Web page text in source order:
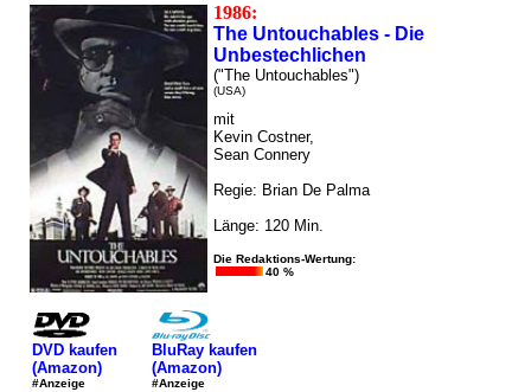
1986:
The Untouchables - Die
Unbestechlichen
("The Untouchables")
(USA)
mit
Kevin Costner,
Sean Connery
Regie: Brian De Palma
Länge: 120 Min.
Die Redaktions-Wertung:
40 %
DVD kaufen
(Amazon)
#Anzeige
BluRay kaufen
(Amazon)
#Anzeige